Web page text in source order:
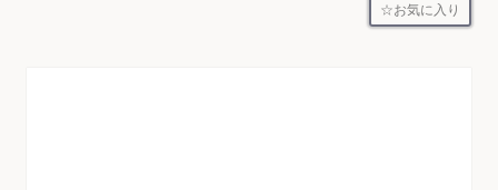
お気に入り